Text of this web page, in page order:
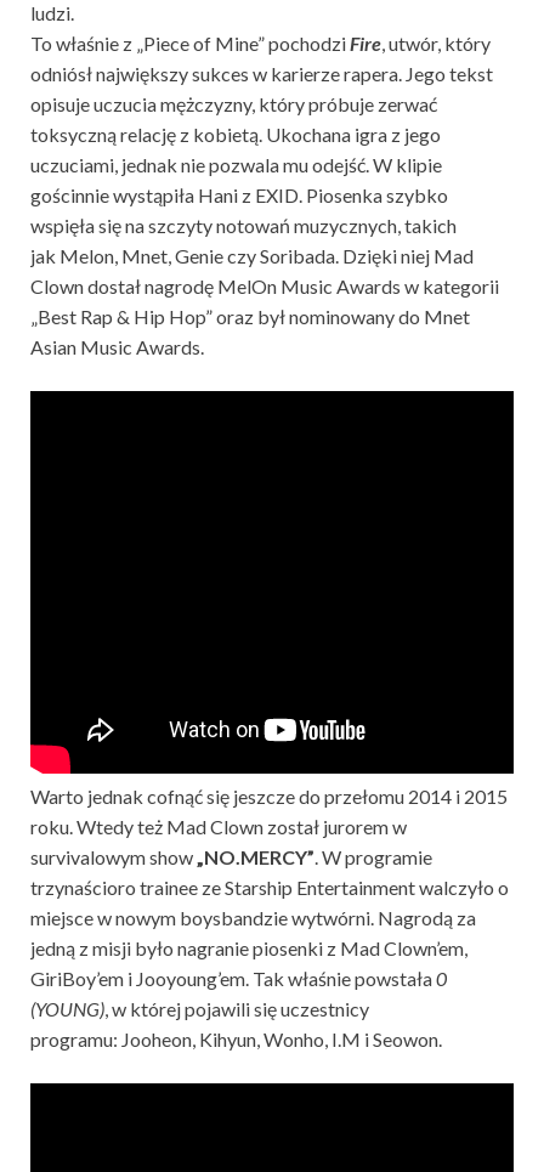
ludzi.
To właśnie z „Piece of Mine” pochodziFire, utwór, który
odniósł największy sukces w karierze rapera. Jego tekst
opisuje uczucia mężczyzny, który próbuje zerwać
toksyczną relację z kobietą. Ukochana igra z jego
uczuciami, jednak nie pozwala mu odejść. W klipie
gościnnie wystąpiła Hani z EXID. Piosenka szybko
wspięła się na szczyty notowań muzycznych, takich
jak Melon, Mnet, Genie czy Soribada. Dzięki niej Mad
Clown dostał nagrodę MelOn Music Awards w kategorii
„Best Rap & Hip Hop” oraz był nominowany do Mnet
Asian Music Awards.
Warto jednak cofnąć się jeszcze do przełomu 2014 i 2015
roku. Wtedy też Mad Clown został jurorem w
survivalowym show„NO.MERCY”. W programie
trzynaścioro trainee ze Starship Entertainment walczyło o
miejsce w nowym boysbandzie wytwórni. Nagrodą za
jedną z misji było nagranie piosenki z Mad Clown’em,
GiriBoy’em i Jooyoung’em. Tak właśnie powstała0
(YOUNG), w której pojawili się uczestnicy
programu: Jooheon, Kihyun, Wonho, I.M i Seowon.